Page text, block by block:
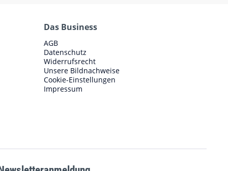
Das Business
AGB
Datenschutz
Widerrufsrecht
Unsere Bildnachweise
Cookie-Einstellungen
Impressum